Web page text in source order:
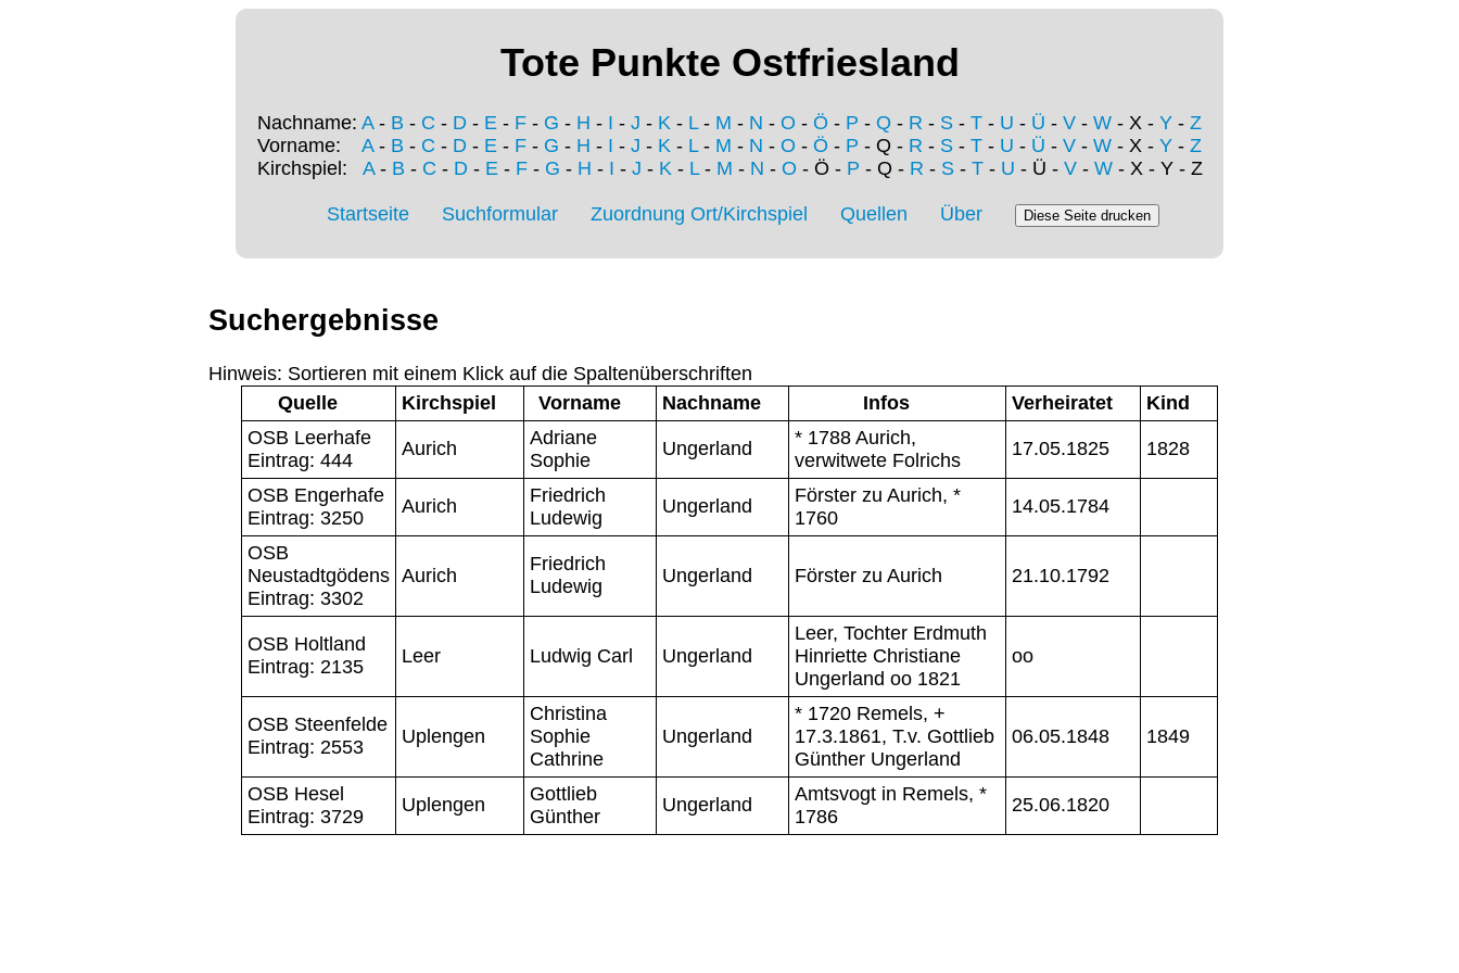
Tote Punkte Ostfriesland
Nachname: A- B - C - D - E - F - G - H - I - J - K - L- M - N - O - Ö - P - Q - R - S - T - U - Ü - V - W - X - Y - Z
Vorname: A- B - C - D - E - F - G - H - I - J - K - L- M - N - O - Ö - P - Q - R - S - T - U - Ü - V - W - X - Y - Z
Kirchspiel: A- B - C - D- E- F- G - H - I - J - K- L- M - N - O - Ö - P - Q - R - S- T- U - Ü - V- W- X - Y - Z
Startseite Suchformular Zuordnung Ort/Kirchspiel Quellen Über
Suchergebnisse
Hinweis: Sortieren mit einem Klick auf die Spaltenüberschriften
Quelle
Kirchspiel Vorname Nachname Infos Verheiratet
Kind
OSB Leerhafe
Eintrag: 444
Aurich
Adriane
Sophie
Ungerland
* 1788 Aurich,
verwitwete Folrichs
17.05.1825 1828
OSB Engerhafe
Eintrag: 3250
Aurich
Friedrich
Ludewig
Ungerland
Förster zu Aurich, *
1760
14.05.1784
OSB
Neustadtgödens
Eintrag: 3302
Aurich
Friedrich
Ludewig
Ungerland Förster zu Aurich 21.10.1792
OSB Holtland
Eintrag: 2135
Leer Ludwig Carl Ungerland
Leer, Tochter Erdmuth
Hinriette Christiane
Ungerland oo 1821
oo
OSB Steenfelde
Eintrag: 2553
Uplengen
Christina
Sophie
Cathrine
Ungerland
* 1720 Remels, +
17.3.1861, T.v. Gottlieb
Günther Ungerland
06.05.1848 1849
OSB Hesel
Eintrag: 3729
Uplengen
Gottlieb
Günther
Ungerland
Amtsvogt in Remels, *
1786
25.06.1820